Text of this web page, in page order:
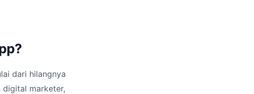
dari hilangnya
digital marketer,